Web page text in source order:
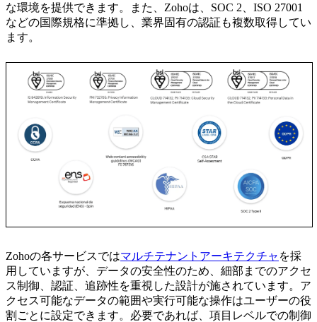
な環境を提供できます。また、Zohoは、SOC 2、ISO 27001
などの国際規格に準拠し、業界固有の認証も複数取得してい
ます。
Zohoの各サービスではマルチテナントアーキテクチャ を採
用していますが、データの安全性のため、細部までのアクセ
ス制御、認証、追跡性を重視した設計が施されています。ア
クセス可能なデータの範囲や実行可能な操作はユーザーの役
割ごとに設定できます。必要であれば、項目レベルでの制御